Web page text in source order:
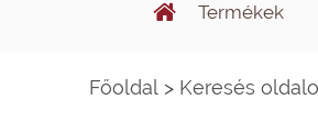
Termékek
Főoldal > Keresés